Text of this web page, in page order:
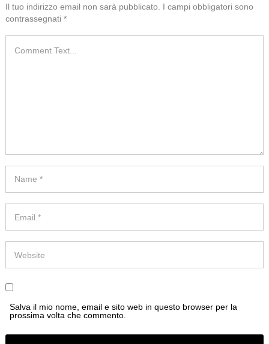
Il tuo indirizzo email non sarà pubblicato.
I campi obbligatori sono
contrassegnati *
Salva il mio nome, email e sito web in questo browser per la
prossima volta che commento.